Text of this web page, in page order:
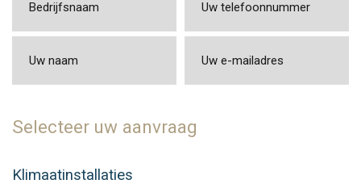
Selecteer uw aanvraag
Klimaatinstallaties